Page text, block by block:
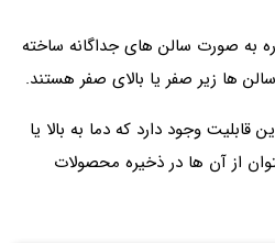
به صورت سالن های جداگانه ساخته
ها زیر صفر یا بالای صفر هستند.
قابلیت وجود دارد که دما به بالا یا
از آن ها در ذخیره محصولات